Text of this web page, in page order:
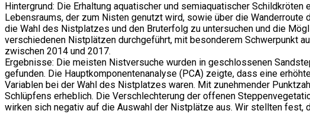
Hintergrund: Die Erhaltung aquatischer und semiaquatischer
Lebensraums, der zum Nisten genutzt wird, sowie über die
die Wahl des Nistplatzes und den Bruterfolg zu untersuchen und die
verschiedenen Nistplätzen durchgeführt, mit besonderem Schwerpunkt
zwischen 2014 und 2017.
Ergebnisse: Die meisten Nistversuche wurden in geschlossenen
gefunden. Die Hauptkomponentenanalyse (PCA) zeigte, dass eine
Variablen bei der Wahl des Nistplatzes waren. Mit zunehmender
Schlüpfens erheblich. Die Verschlechterung der offenen
wirken sich negativ auf die Auswahl der Nistplätze aus. Wir stellten